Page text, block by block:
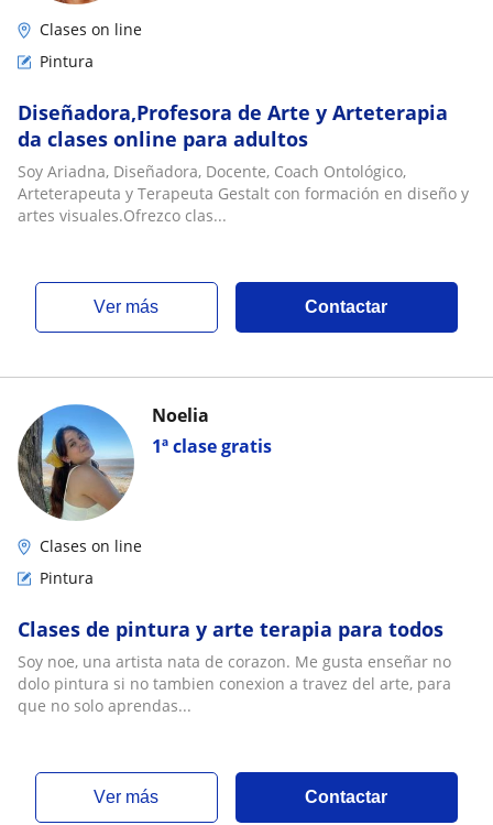
Clases on line
Pintura
Diseñadora,Profesora de Arte y Arteterapia
da clases online para adultos
Soy Ariadna, Diseñadora, Docente, Coach Ontológico,
Arteterapeuta y Terapeuta Gestalt con formación en diseño y
artes visuales.Ofrezco clas...
ver más Contactar
1ª clase gratis
Noelia
Clases on line
Pintura
Clases de pintura y arte terapia para todos
Soy noe, una artista nata de corazon. Me gusta enseñar no
dolo pintura si no tambien conexion a travez del arte, para
que no solo aprendas...
ver más Contactar